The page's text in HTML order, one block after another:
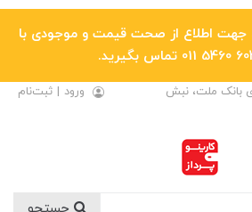
جهت اطلاع از صحت قیمت و موجودی با
بانک ملت، نبش
ورود | ثبت‌نام